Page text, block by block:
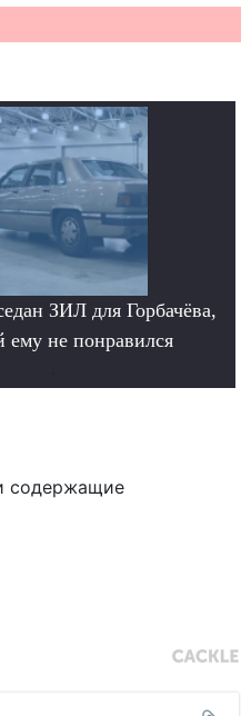
ЗИЛ для Горбачёва,
ему не понравился
содержащие